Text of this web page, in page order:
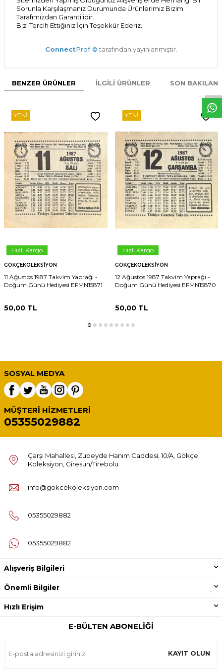
W
h
t
s
p
p
D
e
s
e
H
a
t
t
Sorunla Karşılaşmanız Durumunda Ürünlerimiz Bizim
Tarafımızdan Garantilidir.
Bizi Tercih Ettiğiniz İçin Teşekkür Ederiz.
ConnectProf © tarafından yayınlanmıştır.
BENZER ÜRÜNLER İLGILI ÜRÜNLER SON
YENI
Hızlı Kargo
GÖKÇEKOLEKSIYON
11 Ağustos 1987 Takvim Yaprağı -
Doğum Günü Hediyesi EFMN15871
50,00 TL
YENI
Hızlı Kargo
GÖKÇEKOLEKSIYON
12 Ağustos 1987 Takvim Yaprağı -
Doğum Günü Hediyesi EFMN15870
50,00TL
SOSYAL MEDYA
MÜŞTERI HIZMETLERI
05355029882
Çarşı Mahallesi, Zübeyde Hanım Caddesi, 10/A, Gökçe
Koleksiyon, Giresun/Tirebolu
info@gokcekoleksiyon.com
05355029882
05355029882
Alışveriş Bilgileri
Önemli Bilgiler
Hızlı Erişim
E-BÜLTEN ABONELIĞI
KAYIT OLUN